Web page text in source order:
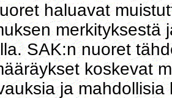
haluavat
merkityksestä
SAK:n nuoret
koskevat
ja